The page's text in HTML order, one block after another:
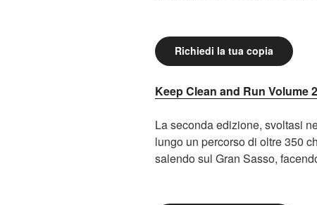
Richiedi la tua copia
Keep Clean and Run Volume
La seconda edizione, svoltasi
lungo un percorso di oltre 350
salendo sul Gran Sasso,